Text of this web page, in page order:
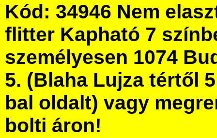
Kód: 34946 Nem
flitter Kapható 7
személyesen 1074
5. (Blaha Lujza tértől
bal oldalt) vagy
bolti áron!